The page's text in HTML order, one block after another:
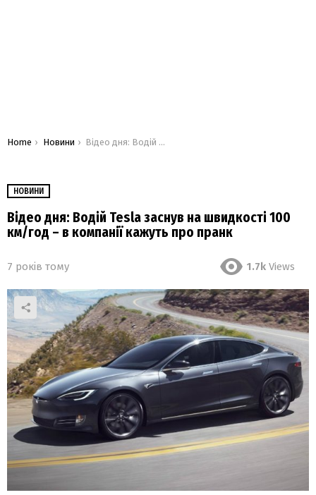
You are here:
Home Новини Відео дня: Водій Tesla заснув на швидкості 100 км/год – в компанії кажуть про пранк
НОВИНИ
Відео дня: Водій Tesla заснув на швидкості 100
км/год – в компанії кажуть про пранк
7 років тому 1.7k Views